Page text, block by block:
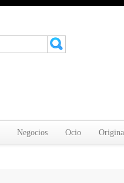
Negocios Ocio